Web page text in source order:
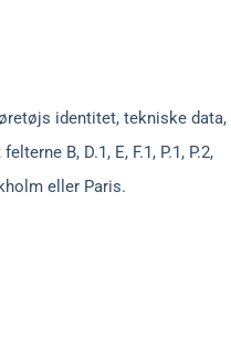
identitet, tekniske data,
B, D.1, E, F.1, P.1, P.2,
eller Paris.